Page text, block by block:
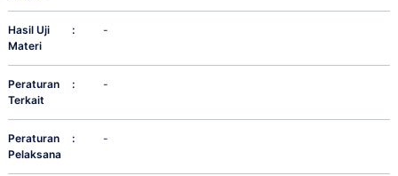
Hasil Uji
Materi
: -
Peraturan
Terkait
: -
Peraturan
Pelaksana
: -